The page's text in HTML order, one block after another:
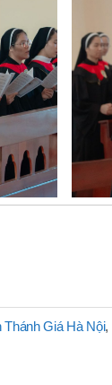
Giá Hà Nội,